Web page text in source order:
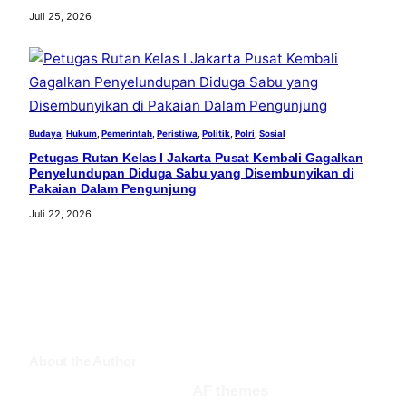
Juli 25, 2026
Budaya, Hukum, Pemerintah, Peristiwa, Politik, Polri, Sosial
Petugas Rutan Kelas I Jakarta Pusat Kembali Gagalkan
Penyelundupan Diduga Sabu yang Disembunyikan di
Pakaian Dalam Pengunjung
Juli 22, 2026